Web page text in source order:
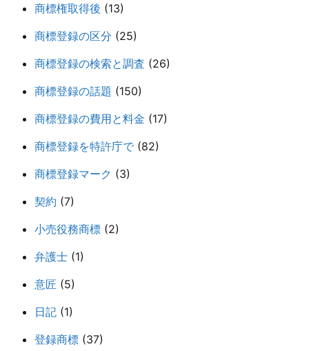
商標権取得後 (13)
商標登録の区分 (25)
商標登録の検索と調査 (26)
商標登録の話題 (150)
商標登録の費用と料金 (17)
商標登録を特許庁で (82)
商標登録マーク (3)
契約 (7)
小売役務商標 (2)
弁護士 (1)
意匠 (5)
日記 (1)
登録商標 (37)